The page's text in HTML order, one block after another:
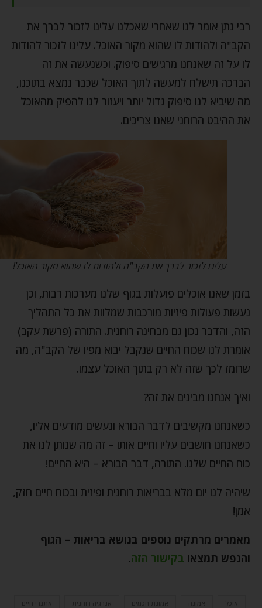
רבי נתן אומר לנו שאחרי שאכלנו עלינו לזכור לברך את
הקב"ה ולהודות לו שהוא מקור האוכל. עלינו לזכור להודות
לו על זה שאנחנו מרגישים סיפוק. וכשנעשה את זה
הברכה תישלח למעשה לתוך האוכל שכבר נמצא בתוכנו,
מה שיביא לנו סיפוק גדול יותר ויעזור לנו להפיק מהאוכל
את ההיבט הרוחני שאנו צריכים.
עלינו לזכור לברך את הקב"ה ולהודות לו שהוא מקור האוכל!
בזמן שאנו אוכלים פועלות בגוף שלנו מערכות רבות, וכן
נעשות פעולות פיזיות מורכבות שמלוות את כל התהליך
הזה, והדבר נכון גם מבחינה רוחנית. התורה (פרשת עקב)
אומרת לנו שכוח החיים שנקבל יבוא מפיו של הקב"ה, מה
שרומז לכך שזה לא רק בתוך האוכל עצמו.
ואיך אנחנו מבינים את זה?
כשאנחנו מקשיבים לדבר הבורא ונעשים מודעים אליו,
כשאנחנו חושבים עליו וחיים אותו – זה מה שנותן לנו את
כוח החיים שלנו. התורה, דבר הבורא – היא החיים!
שיהיה לנו יום מלא בבריאות רוחנית ופיזית ובכוח חיים חזק,
אמן!
מאמרים מרתקים נוספים בנושא בריאות – הגוף
והנפש תמצאו בקישור הזה.
אמונת חכמים אתגרי חיים